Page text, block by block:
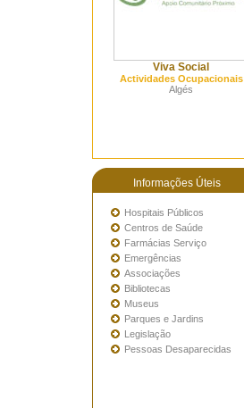
Viva Social
Actividades Ocupacionais
Algés
Informações Úteis
Hospitais Públicos
Centros de Saúde
Farmácias Serviço
Emergências
Associações
Bibliotecas
Museus
Parques e Jardins
Legislação
Pessoas Desaparecidas